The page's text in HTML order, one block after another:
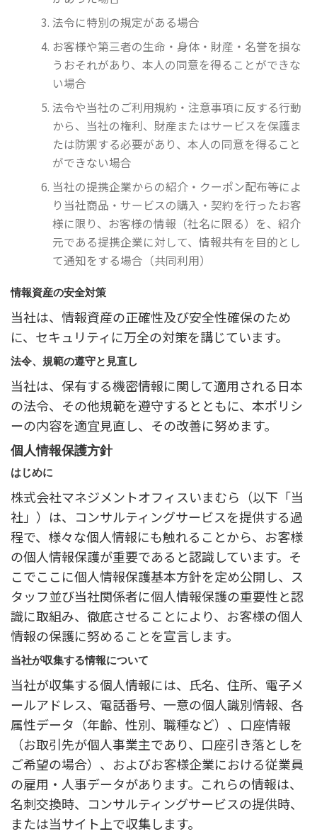
法令に特別の規定がある場合
お客様や第三者の生命・身体・財産・名誉を損な
うおそれがあり、本人の同意を得ることができな
い場合
法令や当社のご利用規約・注意事項に反する行動
から、当社の権利、財産またはサービスを保護ま
たは防禦する必要があり、本人の同意を得ること
ができない場合
当社の提携企業からの紹介・クーポン配布等によ
り当社商品・サービスの購入・契約を行ったお客
様に限り、お客様の情報（社名に限る）を、紹介
元である提携企業に対して、情報共有を目的とし
て通知をする場合（共同利用）
情報資産の安全対策
当社は、情報資産の正確性及び安全性確保のため
に、セキュリティに万全の対策を講じています。
法令、規範の遵守と見直し
当社は、保有する機密情報に関して適用される日本
の法令、その他規範を遵守するとともに、本ポリシ
ーの内容を適宜見直し、その改善に努めます。
個人情報保護方針
はじめに
株式会社マネジメントオフィスいまむら（以下「当
社」）は、コンサルティングサービスを提供する過
程で、様々な個人情報にも触れることから、お客様
の個人情報保護が重要であると認識しています。そ
こでここに個人情報保護基本方針を定め公開し、ス
タッフ並び当社関係者に個人情報保護の重要性と認
識に取組み、徹底させることにより、お客様の個人
情報の保護に努めることを宣言します。
当社が収集する情報について
当社が収集する個人情報には、氏名、住所、電子メ
ールアドレス、電話番号、一意の個人識別情報、各
属性データ（年齢、性別、職種など）、口座情報
（お取引先が個人事業主であり、口座引き落としを
ご希望の場合）、およびお客様企業における従業員
の雇用・人事データがあります。これらの情報は、
名刺交換時、コンサルティングサービスの提供時、
または当サイト上で収集します。